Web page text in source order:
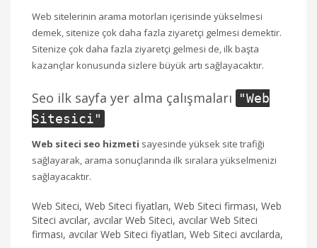
Web sitelerinin arama motorları içerisinde yükselmesi
demek, sitenize çok daha fazla ziyaretçi gelmesi demektir.
Sitenize çok daha fazla ziyaretçi gelmesi de, ilk başta
kazançlar konusunda sizlere büyük artı sağlayacaktır.
Seo ilk sayfa yer alma çalışmaları "Web
Sitesici"
Web siteci seo hizmeti sayesinde yüksek site trafiği
sağlayarak, arama sonuçlarında ilk sıralara yükselmenizi
sağlayacaktır.
Web Siteci, Web Siteci fiyatları, Web Siteci firması, Web
Siteci avcılar, avcılar Web Siteci, avcılar Web Siteci
firması, avcılar Web Siteci fiyatları, Web Siteci avcılarda,